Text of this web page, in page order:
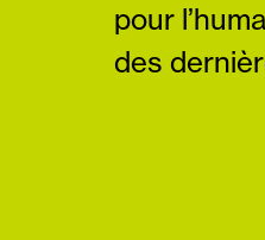
pour
des